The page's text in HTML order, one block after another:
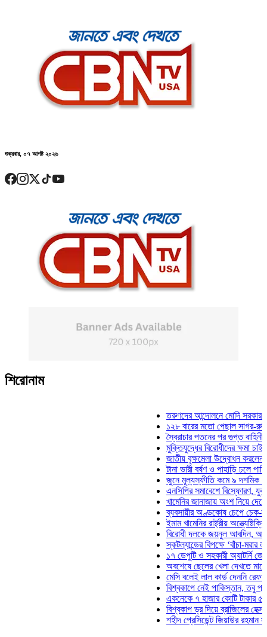
শুক্রবার, ০৭ আগষ্ট ২০২৬
শিরোনাম
তরুণদের আন্দোলনে মোদি সরকার দুর্বল
১২৮ বারের মতো পেছাল সাগর-রুনি
স্বৈরাচার পতনের পর গুপ্ত বাহিনীর
মুক্তিযুদ্ধের বিরোধীদের ক্ষমা চাইতে
জাতীয় বৃক্ষমেলা উদ্বোধন করলেন
টানা ভারী বর্ষণ ও পাহাড়ি ঢলে পানিবন্দি
জুনে মূল্যস্ফীতি কমে ৯ দশমিক ১৬
এনসিপির সমাবেশে বিস্ফোরণ, যুবলীগের
খামেনির জানাজায় অংশ নিয়ে দেশে
ব্যবসায়ীর অণ্ডকোষ চেপে চেক-
ইমাম খামেনির রাষ্ট্রীয় অন্ত্যেষ্টিক্রিয়ায়
বিরোধী দলকে জয়নুল আবদিন, আপনারা
স্কটল্যান্ডের বিপক্ষে ‘বাঁচা-মরার
১৭ ডেপুটি ও সহকারী অ্যাটর্নি
অবশেষে ছেলের খেলা দেখতে মাঠে
মেসি বলেই লাল কার্ড দেননি রেফারি!
বিশ্বকাপে নেই পাকিস্তান, তবু প্রতিটি
একনেকে ৭ হাজার কোটি টাকার ৫
বিশ্বকাপ ড্র দিয়ে ব্রাজিলের হেক্সা
শহীদ প্রেসিডেন্ট জিয়াউর রহমান